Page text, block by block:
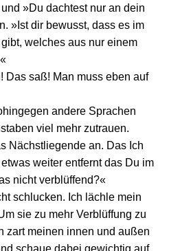
»Du dachtest nur an dein
»Ist dir bewusst, dass es im
welches aus nur einem
saß! Man muss eben auf
andere Sprachen
viel mehr zutrauen.
Nächstliegende an. Das Ich
weiter entfernt das Du im
nicht verblüffend?«
schlucken. Ich lächle mein
sie zu mehr Verblüffung zu
zart meinen innen und außen
schaue dabei gewichtig auf